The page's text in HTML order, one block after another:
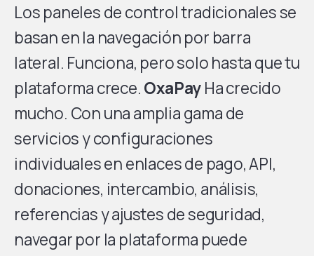
Los paneles de control tradicionales se
basan en la navegación por barra
lateral. Funciona, pero solo hasta que tu
plataforma crece.OxaPayHa crecido
mucho. Con una amplia gama de
servicios y configuraciones
individuales en enlaces de pago, API,
donaciones, intercambio, análisis,
referencias y ajustes de seguridad,
navegar por la plataforma puede